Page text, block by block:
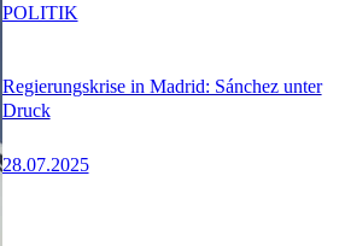
Regierungskrise in Madrid: Sánchez unter
Druck
28.07.2025
POLITIK